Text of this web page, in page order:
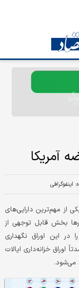
آمریکا
اینفوگرافی
از مهم‌ترین دارایی‌های
بخش قابل توجهی از
در این اوراق نگهداری
اوراق خزانه‌داری ایالات
می‌شود.